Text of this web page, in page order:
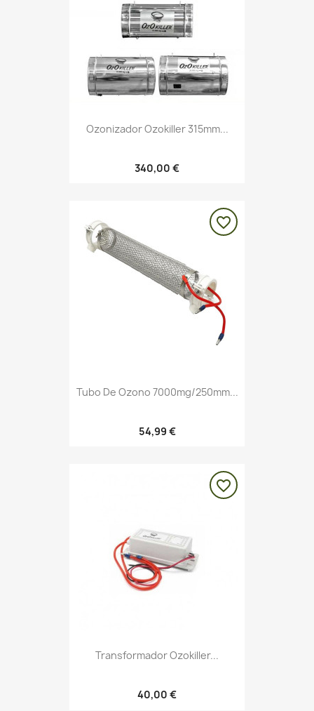
Ozonizador Ozokiller 315mm...
340,00 €
Tubo De Ozono 7000mg/250mm...
54,99 €
favorite_border
Transformador Ozokiller...
40,00 €
favorite_border